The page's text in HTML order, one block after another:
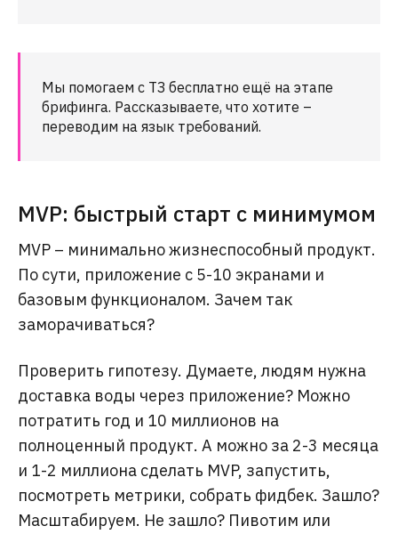
Мы помогаем с ТЗ бесплатно ещё на этапе
брифинга. Рассказываете, что хотите –
переводим на язык требований.
MVP: быстрый старт с минимумом
MVP – минимально жизнеспособный продукт.
По сути, приложение с 5-10 экранами и
базовым функционалом. Зачем так
заморачиваться?
Проверить гипотезу. Думаете, людям нужна
доставка воды через приложение? Можно
потратить год и 10 миллионов на
полноценный продукт. А можно за 2-3 месяца
и 1-2 миллиона сделать MVP, запустить,
посмотреть метрики, собрать фидбек. Зашло?
Масштабируем. Не зашло? Пивотим или